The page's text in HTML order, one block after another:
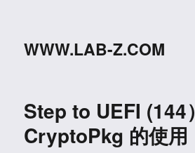
WWW.LAB-Z.COM
Step to UEFI (144）
CryptoPkg 的使用